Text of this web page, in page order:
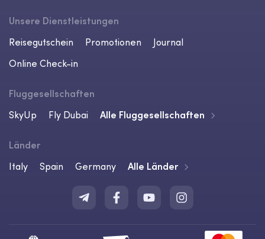
Unsere Dienstleistungen
Reisegutschein
Promotionen
Journal
Online Check-in
Fluggesellschaften
SkyUp
Fly Dubai Alle Fluggesellschaften
Länder
Italy
Spain Germany Alle Länder